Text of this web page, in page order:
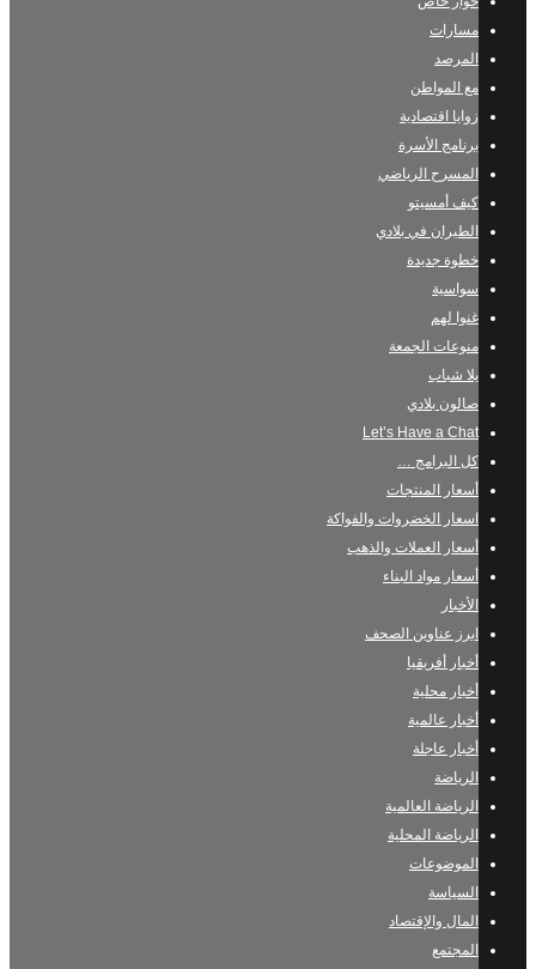
مسارات
المرصد
مع المواطن
زوايا اقتصادية
برنامج الأسرة
المسرح الرياضي
كيف أمسيتو
الطيران في بلادي
خطوة جديدة
سواسية
غنوا لهم
منوعات الجمعة
يلا شباب
صالون بلادي
Let’s Have a Chat
كل البرامج …
أسعار المنتجات
اسعار الخضروات والفواكة
أسعار العملات والذهب
أسعار مواد البناء
الأخبار
ابرز عناوين الصحف
أخبار أفريقيا
أخبار محلية
أخبار عالمية
أخبار عاجلة
الرياضة
الرياضة العالمية
الرياضة المحلية
الموضوعات
السياسة
المال والإقتصاد
المجتمع